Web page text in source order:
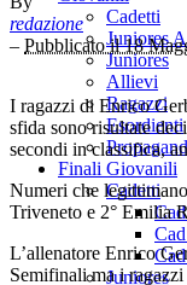
Cadetti
Juniores A
Juniores
Allievi
Ragazzi
Esordienti
Finali Giovanili
Cadetti
Juniores
redazione
– Pubblicato il 18
I ragazzi di Enrico
sfida sono risultate
secondi in classifica,
Numeri che
Triveneto e 2° Emilia
L’allenatore Enrico
Semifinali ma i